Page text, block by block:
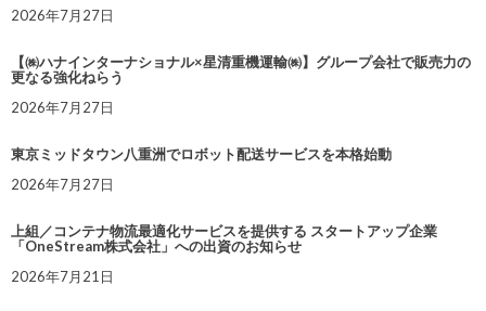
2026年7月27日
【㈱ハナインターナショナル×星清重機運輸㈱】グループ会社で販売力の
更なる強化ねらう
2026年7月27日
東京ミッドタウン八重洲でロボット配送サービスを本格始動
2026年7月27日
上組／コンテナ物流最適化サービスを提供する スタートアップ企業
「OneStream株式会社」への出資のお知らせ
2026年7月21日